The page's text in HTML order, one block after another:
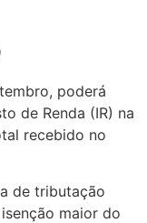
poderá
de Renda (IR) na
recebido no
de tributação
maior do